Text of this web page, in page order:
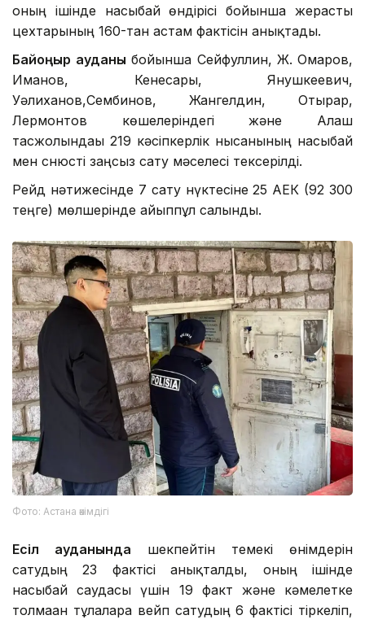
оның ішінде насыбай өндірісі бойынша жерасты
цехтарының 160-тан астам фактісін анықтады.
Байқоңыр ауданы бойынша Сейфуллин, Ж. Омаров,
Иманов, Кенесары, Янушкеевич,
Уәлиханов,Сембинов, Жангелдин, Отырар,
Лермонтов көшелеріндегі және Алаш
тасжолындағы 219 кәсіпкерлік нысанының насыбай
мен снюсті заңсыз сату мәселесі тексерілді.
Рейд нәтижесінде 7 сату нүктесіне 25 АЕК (92 300
теңге) мөлшерінде айыппұл салынды.
Фото: Астана әкімдігі
Есіл ауданында шекпейтін темекі өнімдерін
сатудың 23 фактісі анықталды, оның ішінде
насыбай саудасы үшін 19 факт және кәмелетке
толмаған тұлғаларға вейп сатудың 6 фактісі тіркеліп,